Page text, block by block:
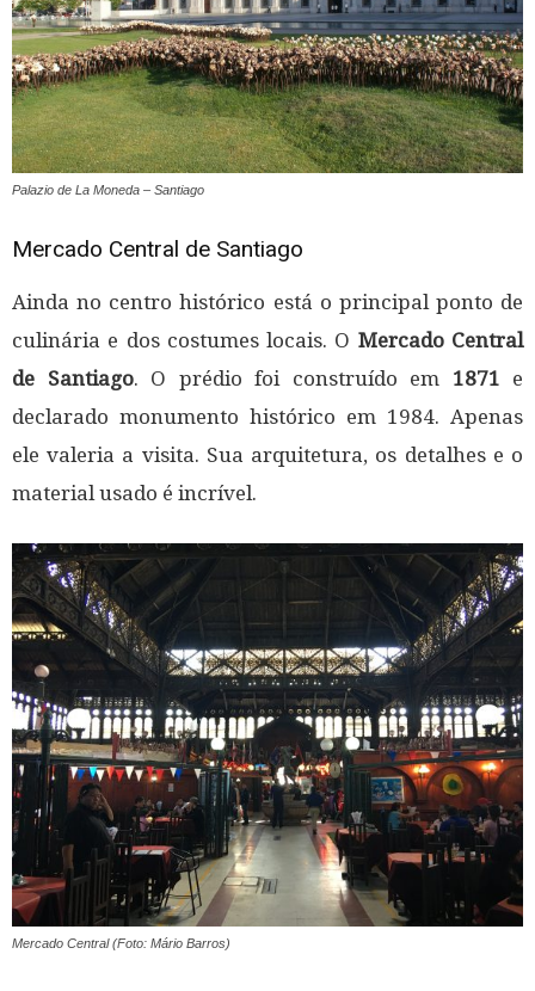
Palazio de La Moneda – Santiago
Mercado Central de Santiago
Ainda no centro histórico está o principal ponto de
culinária e dos costumes locais. O Mercado Central
de Santiago. O prédio foi construído em 1871 e
declarado monumento histórico em 1984. Apenas
ele valeria a visita. Sua arquitetura, os detalhes e o
material usado é incrível.
Mercado Central (Foto: Mário Barros)